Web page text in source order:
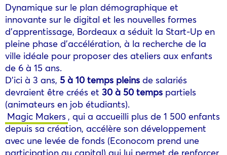
Dynamique sur le plan démographique et
innovante sur le digital et les nouvelles formes
d’apprentissage, Bordeaux a séduit la Start-Up en
pleine phase d’accélération, à la recherche de la
ville idéale pour proposer des ateliers aux enfants
de 6 à 15 ans.
D’ici à 3 ans, 5 à 10 temps pleins de salariés
devraient être créés et 30 à 50 temps partiels
(animateurs en job étudiants).
Magic Makers , qui a accueilli plus de 1 500 enfants
depuis sa création, accélère son développement
avec une levée de fonds (Econocom prend une
participation au capital) qui lui permet de renforcer